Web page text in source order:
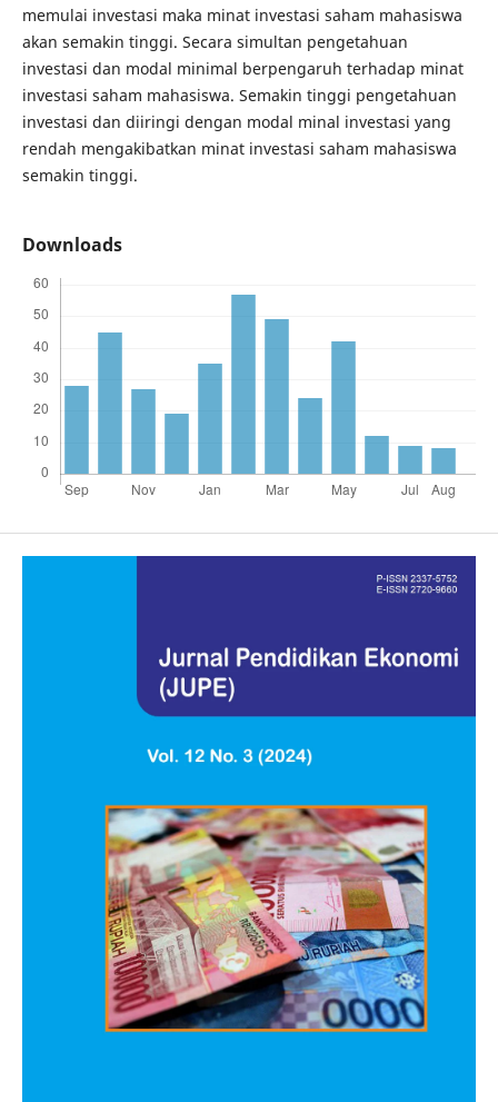
memulai investasi maka minat investasi saham mahasiswa
akan semakin tinggi. Secara simultan pengetahuan
investasi dan modal minimal berpengaruh terhadap minat
investasi saham mahasiswa. Semakin tinggi pengetahuan
investasi dan diiringi dengan modal minal investasi yang
rendah mengakibatkan minat investasi saham mahasiswa
semakin tinggi.
Downloads